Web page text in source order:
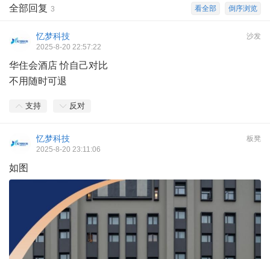
倒序浏览
看全部
全部回复 3
沙发
忆梦科技
2025-8-20 22:57:22
华住会酒店 忦自己对比
不用随时可退
支持 反对
板凳
忆梦科技
2025-8-20 23:11:06
如图